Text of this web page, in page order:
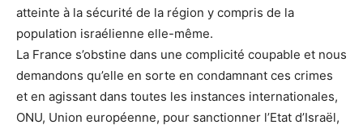
atteinte à la sécurité de la région y compris de la
population israélienne elle-même.
La France s’obstine dans une complicité coupable et nous
demandons qu’elle en sorte en condamnant ces crimes
et en agissant dans toutes les instances internationales,
ONU, Union européenne, pour sanctionner l’Etat d’Israël,